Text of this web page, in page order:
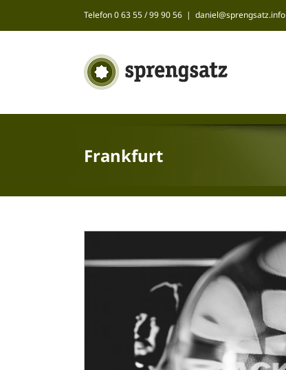
Telefon 0 63 55 / 99 90 56 | daniel@sprengsatz.info
Frankfurt